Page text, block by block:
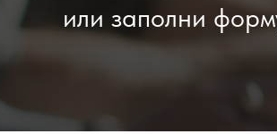
или заполни